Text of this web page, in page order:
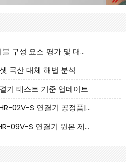
CNC Tech 국산 케이블 구성 요소 평가 및 대량 생산 적합성 가이드
국산 대체 해법 분석
기 테스트 기준 업데이트
JST 연결기- JST NSHR-02V-S 연결기 공정품|대체품 제공
JST 연결기 - JST GHR-09V-S 연결기 원본 제품 제공 | 대체품 제공